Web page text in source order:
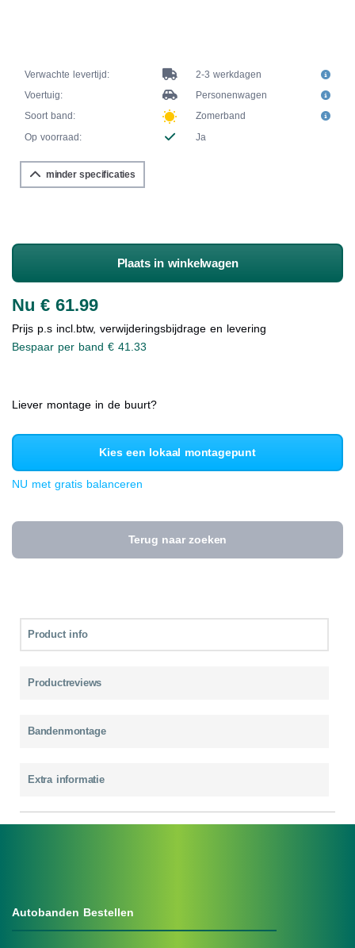
Verwachte levertijd:
2-3 werkdagen
Voertuig:
Personenwagen
Soort band:
Zomerband
Op voorraad:
Ja
minder specificaties
Plaats in winkelwagen
Nu € 61.99
Prijs p.s incl.btw, verwijderingsbijdrage en levering
Bespaar per band € 41.33
Liever montage in de buurt?
Kies een lokaal montagepunt
NU met gratis balanceren
Terug naar zoeken
Product info
Productreviews
Bandenmontage
Extra informatie
Autobanden Bestellen